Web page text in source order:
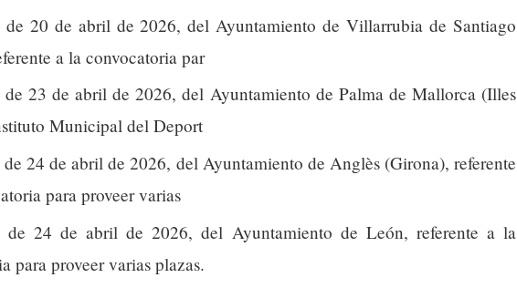
de 20 de abril de 2026, del Ayuntamiento de Villarrubia de Santiago
a la convocatoria par
de 23 de abril de 2026, del Ayuntamiento de Palma de Mallorca (Illes
Municipal del Deport
24 de abril de 2026, del Ayuntamiento de Anglès (Girona), referente
para proveer varias
de 24 de abril de 2026, del Ayuntamiento de León, referente a la
para proveer varias plazas.